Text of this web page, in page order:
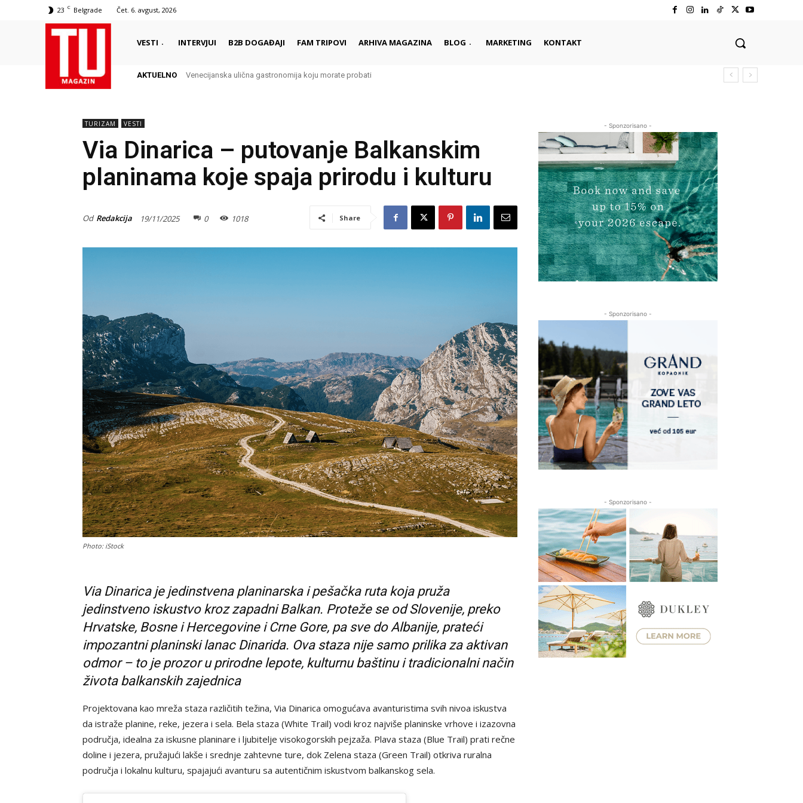
23 C Belgrade Čet. 6. avgust, 2026
VESTI INTERVJUI B2B DOGAĐAJI FAM TRIPOVI ARHIVA MAGAZINA BLOG MARKETING KONTAKT
AKTUELNO San Marino – Minijatura sa bezbroj lica
Venecijanska ulična gastronomija koju morate probati
TURIZAM VESTI
Via Dinarica – putovanje Balkanskim
planinama koje spaja prirodu i kulturu
Od Redakcija 19/11/2025 0 1018 Share
Photo: iStock
Via Dinarica je jedinstvena planinarska i pešačka ruta koja pruža
jedinstveno iskustvo kroz zapadni Balkan. Proteže se od Slovenije, preko
Hrvatske, Bosne i Hercegovine i Crne Gore, pa sve do Albanije, prateći
impozantni planinski lanac Dinarida. Ova staza nije samo prilika za aktivan
odmor – to je prozor u prirodne lepote, kulturnu baštinu i tradicionalni način
života balkanskih zajednica
Projektovana kao mreža staza različitih težina, Via Dinarica omogućava avanturistima svih nivoa iskustva
da istraže planine, reke, jezera i sela. Bela staza (White Trail) vodi kroz najviše planinske vrhove i izazovna
područja, idealna za iskusne planinare i ljubitelje visokogorskih pejzaža. Plava staza (Blue Trail) prati rečne
doline i jezera, pružajući lakše i srednje zahtevne ture, dok Zelena staza (Green Trail) otkriva ruralna
područja i lokalnu kulturu, spajajući avanturu sa autentičnim iskustvom balkanskog sela.
- Sponzorisano -
- Sponzorisano -
- Sponzorisano -